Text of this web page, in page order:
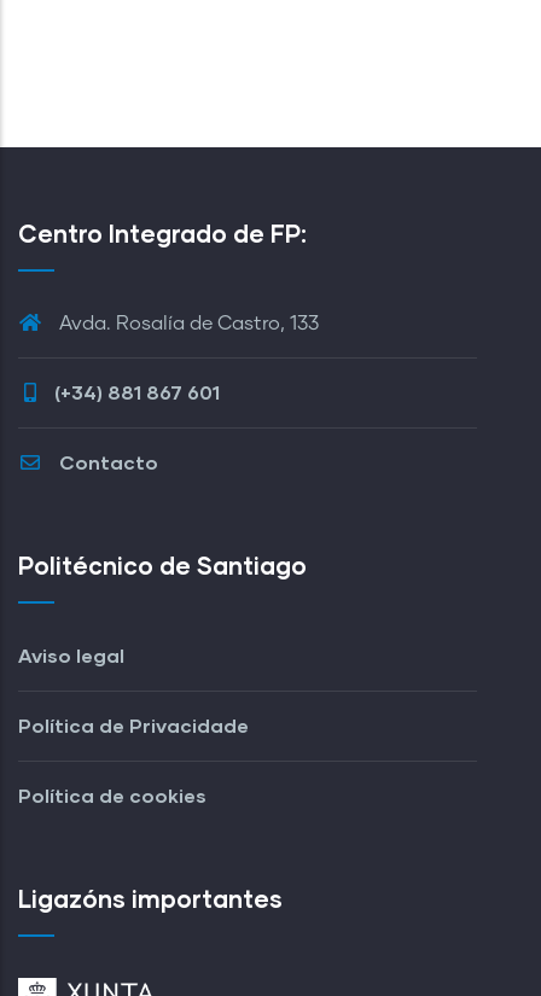
Centro Integrado de FP:
Avda. Rosalía de Castro, 133
(+34) 881 867 601
Contacto
Politécnico de Santiago
Aviso legal
Política de Privacidade
Política de cookies
Ligazóns importantes